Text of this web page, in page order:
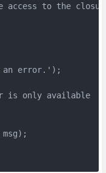
access to the
an error.');
is only available